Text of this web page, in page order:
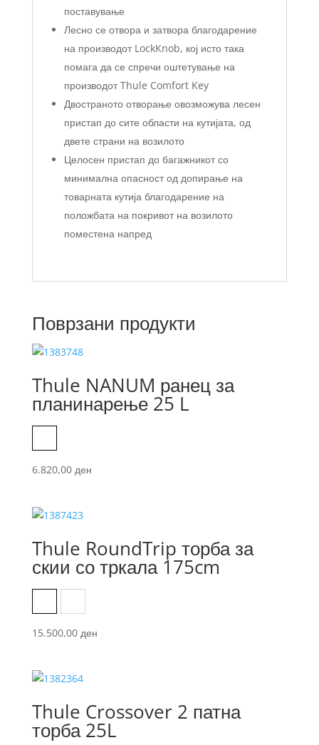
поставување
Лесно се отвора и затвора благодарение
на производот LockKnob, кој исто така
помага да се спречи оштетување на
производот Thule Comfort Key
Двостраното отворање овозможува лесен
пристап до сите области на кутијата, од
двете страни на возилото
Целосен пристап до багажникот со
минимална опасност од допирање на
товарната кутија благодарение на
положбата на покривот на возилото
поместена напред
Поврзани продукти
Thule NANUM ранец за
планинарење 25 L
6.820,00 ден
Thule RoundTrip торба за
скии со тркала 175cm
15.500,00 ден
Thule Crossover 2 патна
торба 25L